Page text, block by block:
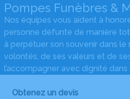
Pompes Funèbres &
Nos équipes vous aident à
personne défunte de manière
à perpétuer son souvenir dans le
volontés, de ses valeurs et de
l’accompagner avec dignité
Obtenez un devis